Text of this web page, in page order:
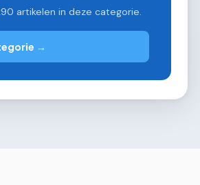
artikelen in deze categorie.
→